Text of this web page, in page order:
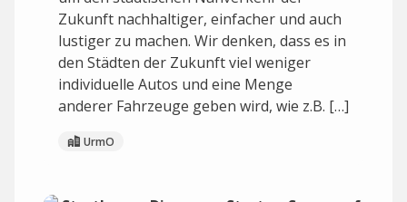
Zukunft nachhaltiger, einfacher und auch
lustiger zu machen. Wir denken, dass es in
den Städten der Zukunft viel weniger
individuelle Autos und eine Menge
anderer Fahrzeuge geben wird, wie z.B. […]
UrmO